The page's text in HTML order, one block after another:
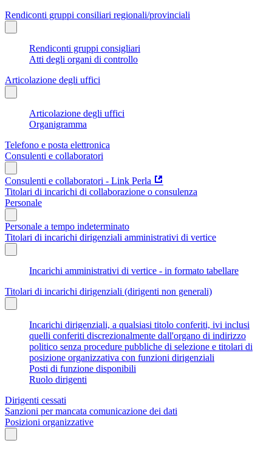
Rendiconti gruppi consiliari regionali/provinciali
Rendiconti gruppi consigliari
Atti degli organi di controllo
Articolazione degli uffici
Articolazione degli uffici
Organigramma
Telefono e posta elettronica
Consulenti e collaboratori
Consulenti e collaboratori - Link Perla
Titolari di incarichi di collaborazione o consulenza
Personale
Personale a tempo indeterminato
Titolari di incarichi dirigenziali amministrativi di vertice
Incarichi amministrativi di vertice - in formato tabellare
Titolari di incarichi dirigenziali (dirigenti non generali)
Incarichi dirigenziali, a qualsiasi titolo conferiti, ivi inclusi
quelli conferiti discrezionalmente dall'organo di indirizzo
politico senza procedure pubbliche di selezione e titolari di
posizione organizzativa con funzioni dirigenziali
Posti di funzione disponibili
Ruolo dirigenti
Dirigenti cessati
Sanzioni per mancata comunicazione dei dati
Posizioni organizzative